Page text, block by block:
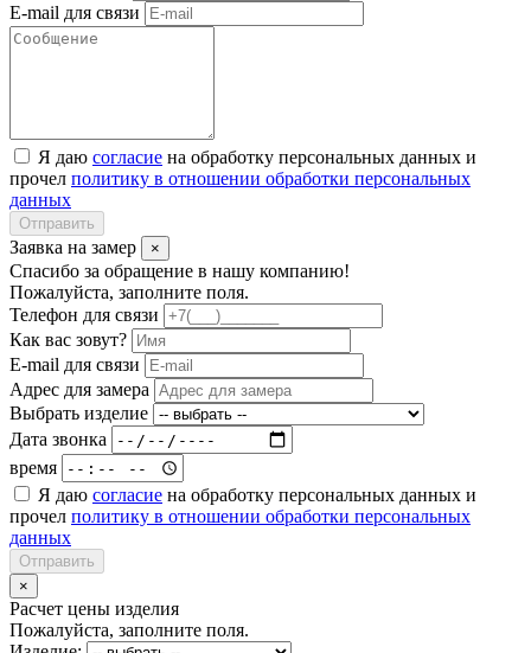
E-mail для связи
Я даю согласие на обработку персональных данных и
прочел политику в отношении обработки персональных
данных
Отправить
Заявка на замер ×
Спасибо за обращение в нашу компанию!
Пожалуйста, заполните поля.
Телефон для связи
Как вас зовут?
E-mail для связи
Адрес для замера
Выбрать изделие
Дата звонка
время
Я даю согласие на обработку персональных данных и
прочел политику в отношении обработки персональных
данных
Отправить
×
Расчет цены изделия
Пожалуйста, заполните поля.